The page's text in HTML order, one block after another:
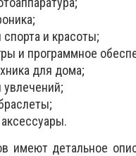
и красоты;
и программное
для дома;
имеют детальное